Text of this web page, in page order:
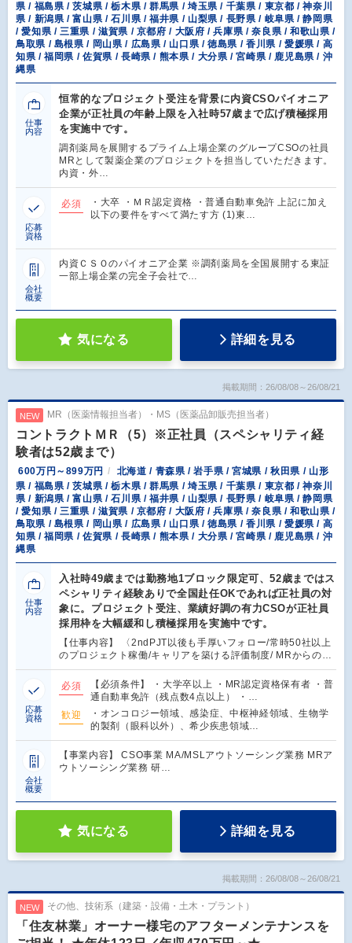
県 / 福島県 / 茨城県 / 栃木県 / 群馬県 / 埼玉県 / 千葉県 / 東京都 / 神奈川
県 / 新潟県 / 富山県 / 石川県 / 福井県 / 山梨県 / 長野県 / 岐阜県 / 静岡県
/ 愛知県 / 三重県 / 滋賀県 / 京都府 / 大阪府 / 兵庫県 / 奈良県 / 和歌山県 /
鳥取県 / 島根県 / 岡山県 / 広島県 / 山口県 / 徳島県 / 香川県 / 愛媛県 / 高
知県 / 福岡県 / 佐賀県 / 長崎県 / 熊本県 / 大分県 / 宮崎県 / 鹿児島県 / 沖
縄県
仕事
内容
恒常的なプロジェクト受注を背景に内資CSOパイオニア
企業が正社員の年齢上限を入社時57歳まで広げ積極採用
を実施中です。
調剤薬局を展開するプライム上場企業のグループCSOの社員
MRとして製薬企業のプロジェクトを担当していただきます。
内資・外…
応募
資格
必須
・大卒 ・ＭＲ認定資格 ・普通自動車免許 上記に加え
以下の要件をすべて満たす方 (1)東…
会社
概要
内資ＣＳＯのパイオニア企業 ※調剤薬局を全国展開する東証
一部上場企業の完全子会社で…
気になる 詳細を見る
掲載期間：26/08/08～26/08/21
NEW MR（医薬情報担当者）・MS（医薬品卸販売担当者）
コントラクトＭＲ（5）※正社員（スペシャリティ経
験者は52歳まで）
600万円～899万円
北海道 / 青森県 / 岩手県 / 宮城県 / 秋田県 / 山形
県 / 福島県 / 茨城県 / 栃木県 / 群馬県 / 埼玉県 / 千葉県 / 東京都 / 神奈川
県 / 新潟県 / 富山県 / 石川県 / 福井県 / 山梨県 / 長野県 / 岐阜県 / 静岡県
/ 愛知県 / 三重県 / 滋賀県 / 京都府 / 大阪府 / 兵庫県 / 奈良県 / 和歌山県 /
鳥取県 / 島根県 / 岡山県 / 広島県 / 山口県 / 徳島県 / 香川県 / 愛媛県 / 高
知県 / 福岡県 / 佐賀県 / 長崎県 / 熊本県 / 大分県 / 宮崎県 / 鹿児島県 / 沖
縄県
仕事
内容
入社時49歳までは勤務地1ブロック限定可、52歳まではス
ペシャリティ経験ありで全国赴任OKであれば正社員の対
象に。プロジェクト受注、業績好調の有力CSOが正社員
採用枠を大幅緩和し積極採用を実施中です。
【仕事内容】 〈2ndPJT以後も手厚いフォロー/常時50社以上
のプロジェクト稼働/キャリアを築ける評価制度/ MRからの…
応募
資格
必須
【必須条件】 ・大学卒以上 ・MR認定資格保有者 ・普
通自動車免許（残点数4点以上） ・…
歓迎
・オンコロジー領域、感染症、中枢神経領域、生物学
的製剤（眼科以外）、希少疾患領域…
会社
概要
【事業内容】 CSO事業 MA/MSLアウトソーシング業務 MRア
ウトソーシング業務 研…
気になる 詳細を見る
掲載期間：26/08/08～26/08/21
NEW その他、技術系（建築・設備・土木・プラント）
「住友林業」オーナー様宅のアフターメンテナンスを